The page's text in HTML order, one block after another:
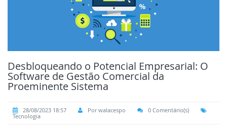
Desbloqueando o Potencial Empresarial: O
Software de Gestão Comercial da
Proeminente Sistema
28/08/2023 18:57 Por walacespo
0 Comentário(s)
Tecnologia